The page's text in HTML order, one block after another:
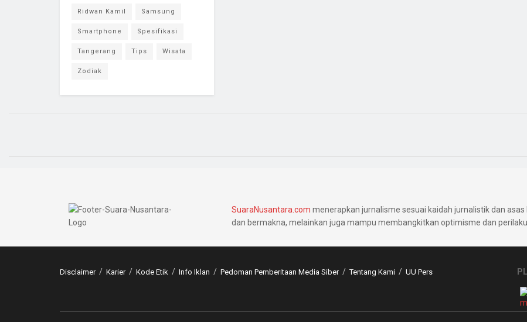
Ridwan Kamil Samsung
Smartphone Spesifikasi
Tangerang Tips Wisata
Zodiak
SuaraNusantara.com menerapkan jurnalisme sesuai kaidah jurnalistik dan
dan bermakna, melainkan juga mampu membangkitkan optimisme dan
Disclaimer Karier Kode Etik Info Iklan Pedoman Pemberitaan Media Siber Tentang Kami UU Pers